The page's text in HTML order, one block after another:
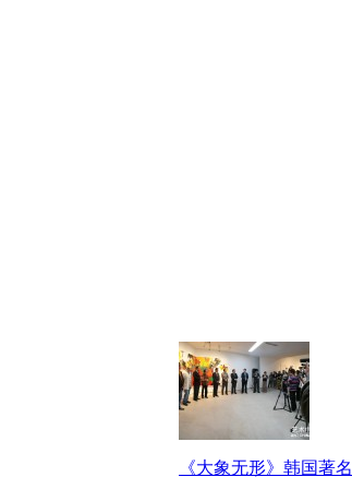
《大象无形》韩国著名